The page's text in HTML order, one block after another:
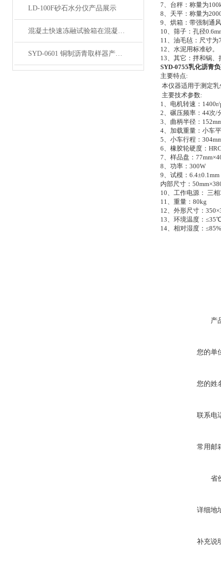
LD-100F砂石水分仪产品展示
混凝土快速冻融试验箱在混凝土行业中的重要作用与应用领域说明
SYD-0601 铜制沥青取样器产品展示
7、台秤：称量为
8、天平：称量为
9、烘箱：带强制通
10、筛子：孔径
11、油毛毡：尺寸为
12、水泥用标准砂。
13、其它：拌和锅、
SYD-0755乳化沥青
主要特点:
本仪器适用于测定
主要技术参数:
1、电机转速：1400r/
2、碾压频率：44次/
3、曲柄半径：
4、加载重量：小车
5、小车行程：
6、橡胶轮硬度：
7、样品盘：
8、功率：300W
9、试模：
内部尺寸：
10、工作电源： 三
11、重量：80kg
12、外形尺寸：
13、环境温度：
14、相对湿度：≤85%
产
您的单
您的姓
联系电
常用邮
省
详细地
补充说